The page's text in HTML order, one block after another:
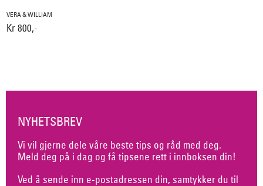
VERA & WILLIAM
Kr 800,-
NYHETSBREV
Vi vil gjerne dele våre beste tips og råd med deg.
Meld deg på i dag og få tipsene rett i innboksen din!
Ved å sende inn e-postadressen din, samtykker du til